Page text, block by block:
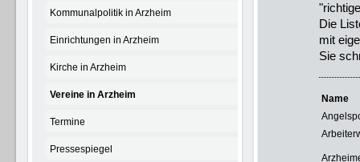
Die
mit
Sie
Name
Kommunalpolitik in Arzheim
Einrichtungen in Arzheim
Kirche in Arzheim
Vereine in Arzheim
Termine
Pressespiegel